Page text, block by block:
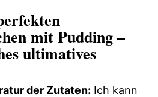
mit Pudding –
ultimatives
der Zutaten: Ich kann